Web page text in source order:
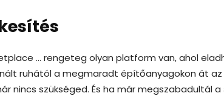
… rengeteg olyan platform van, ahol
ruhától a megmaradt építőanyagokon át az
nincs szükséged. És ha már megszabadultál